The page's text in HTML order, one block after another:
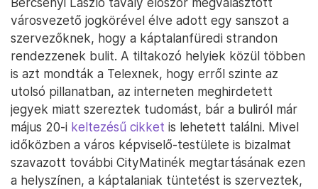
városvezető jogkörével élve adott egy sanszot a
szervezőknek, hogy a káptalanfüredi strandon
rendezzenek bulit. A tiltakozó helyiek közül többen
is azt mondták a Telexnek, hogy erről szinte az
utolsó pillanatban, az interneten meghirdetett
jegyek miatt szereztek tudomást, bár a buliról már
május 20-i keltezésű cikket is lehetett találni. Mivel
időközben a város képviselő-testülete is bizalmat
szavazott további CityMatinék megtartásának ezen
a helyszínen, a káptalaniak tüntetést is szerveztek,